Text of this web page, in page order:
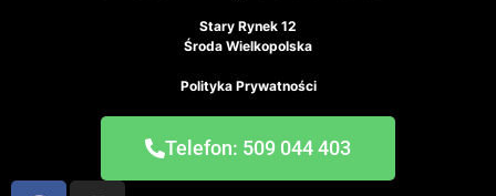
Stary Rynek 12
Środa Wielkopolska
Polityka Prywatności
Telefon: 509 044 403